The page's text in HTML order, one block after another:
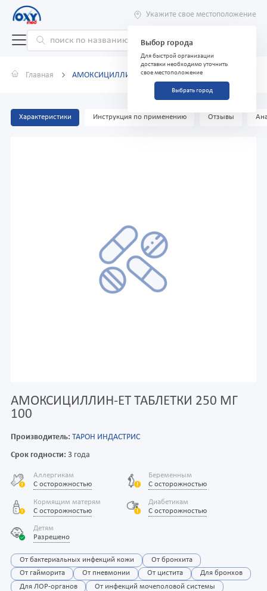
Укажите свое местоположение
Выбор города
Для быстрой организации
доставки необходимо уточнить
свое местоположение
Выбрать город
Главная АМОКСИЦИЛЛИН-ЕТ ТАБЛЕТКИ 250 МГ 100
Характеристики Инструкция по применению Отзывы
АМОКСИЦИЛЛИН-ЕТ ТАБЛЕТКИ 250 МГ
100
Производитель: ТАРОН ИНДАСТРИС
Срок годности: 3 года
Аллергикам
С осторожностью
Беременным
С осторожностью
Кормящим матерям
С осторожностью
Диабетикам
С осторожностью
Детям
Разрешено
От бактериальных инфекций кожи
От бронхита
От гайморита
От пневмонии От цистита
Для бронхов
Для ЛОР-органов
От инфекций мочеполовой системы